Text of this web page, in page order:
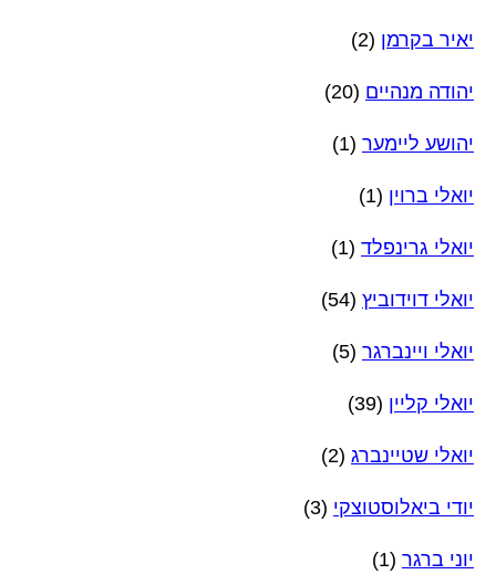
יאיר בקרמן (2)
יהודה מנהיים (20)
יהושע ליימער (1)
יואלי ברוין (1)
יואלי גרינפלד (1)
יואלי דוידוביץ (54)
יואלי ויינברגר (5)
יואלי קליין (39)
יואלי שטיינברג (2)
יודי ביאלוסטוצקי (3)
יוני ברגר (1)